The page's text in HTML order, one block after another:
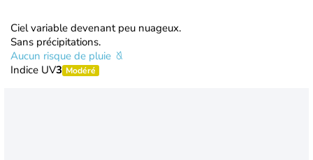
Ciel variable devenant peu nuageux.
Sans précipitations.
Aucun risque de pluie
Indice UV3 Modéré